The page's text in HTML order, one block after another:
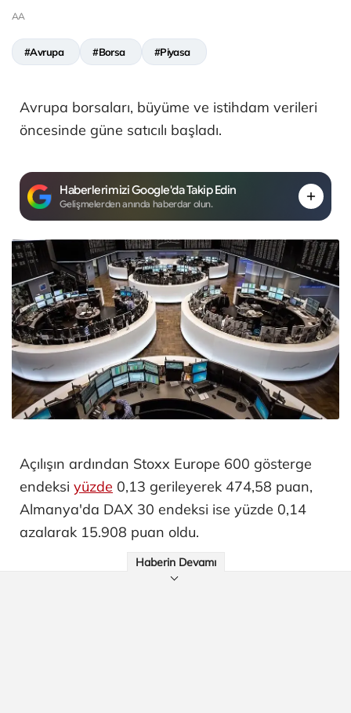
AA
#Avrupa #Borsa #Piyasa
Avrupa borsaları, büyüme ve istihdam verileri
öncesinde güne satıcılı başladı.
Haberlerimizi Google'da Takip Edin
Gelişmelerden anında haberdar olun.
Açılışın ardından Stoxx Europe 600 gösterge
endeksi yüzde 0,13 gerileyerek 474,58 puan,
Almanya'da DAX 30 endeksi ise yüzde 0,14
azalarak 15.908 puan oldu.
Haberin Devamı